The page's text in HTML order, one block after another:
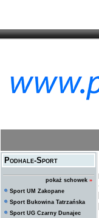
Podhale-Sport
pokaż schowek »
Sport UM Zakopane
Sport Bukowina Tatrzańska
Sport UG Czarny Dunajec